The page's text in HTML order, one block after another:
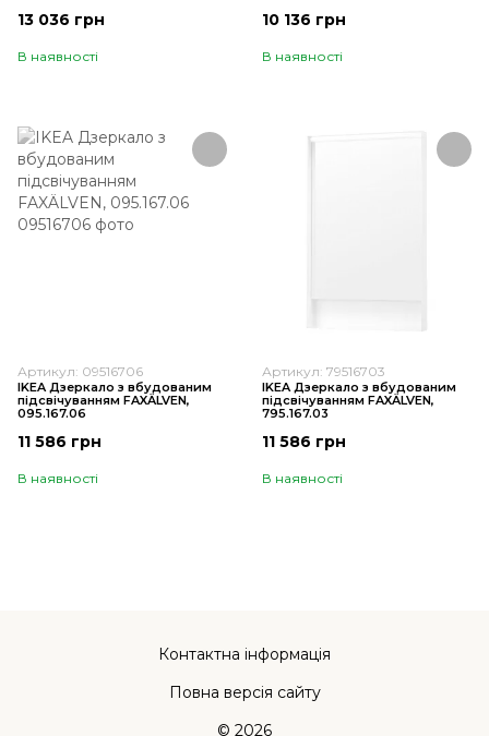
13 036 грн
В наявності
10 136 грн
В наявності
Артикул: 09516706
IKEA Дзеркало з вбудованим
підсвічуванням FAXÄLVEN,
095.167.06
11 586 грн
В наявності
Артикул: 79516703
IKEA Дзеркало з вбудованим
підсвічуванням FAXÄLVEN,
795.167.03
11 586 грн
В наявності
Контактна інформація
Повна версія сайту
© 2026